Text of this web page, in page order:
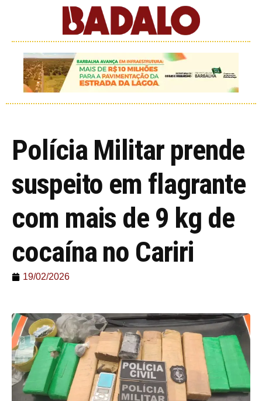
Polícia Militar prende
suspeito em flagrante
com mais de 9 kg de
cocaína no Cariri
19/02/2026